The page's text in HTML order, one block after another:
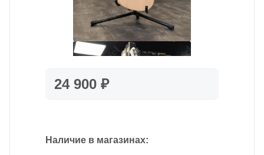
24 900 ₽
Наличие в магазинах: